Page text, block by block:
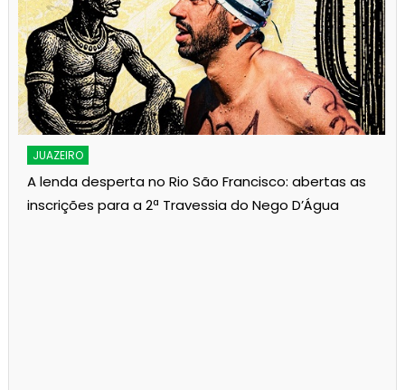
JUAZEIRO
A lenda desperta no Rio São Francisco: abertas as
inscrições para a 2ª Travessia do Nego D’Água